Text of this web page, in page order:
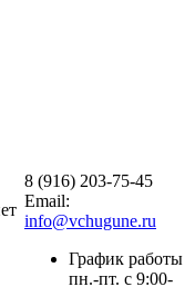
8 (916) 203-75-45
Email:
info@vchugune.ru
График работы
пн.-пт. с 9:00-